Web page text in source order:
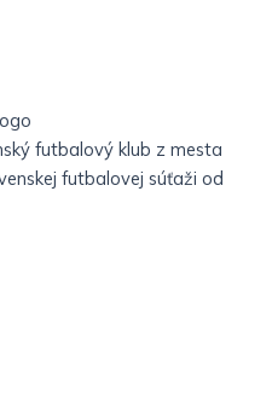
futbalový klub z mesta
futbalovej súťaži od